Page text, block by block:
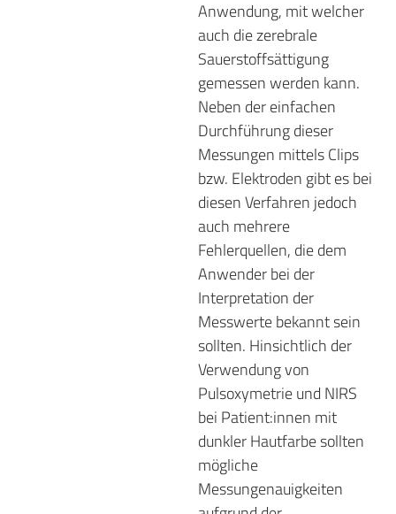
Anwendung, mit welcher
auch die zerebrale
Sauerstoffsättigung
gemessen werden kann.
Neben der einfachen
Durchführung dieser
Messungen mittels Clips
bzw. Elektroden gibt es bei
diesen Verfahren jedoch
auch mehrere
Fehlerquellen, die dem
Anwender bei der
Interpretation der
Messwerte bekannt sein
sollten. Hinsichtlich der
Verwendung von
Pulsoxymetrie und NIRS
bei Patient:innen mit
dunkler Hautfarbe sollten
mögliche
Messungenauigkeiten